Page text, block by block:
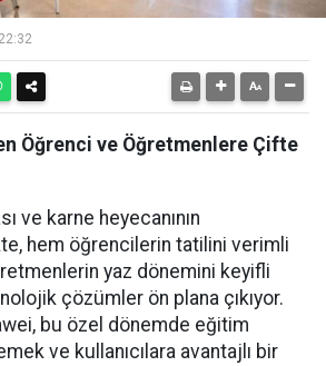
Öğrenci ve Öğretmenlere Çifte
ve karne heyecanının
hem öğrencilerin tatilini verimli
yaz dönemini keyifli
çözümler ön plana çıkıyor.
bu özel dönemde eğitim
ve kullanıcılara avantajlı bir